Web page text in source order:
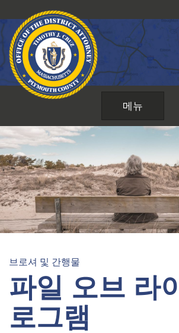
텐
츠
건
메뉴
브로셔 및 간행물
파일 오브 라
로그램